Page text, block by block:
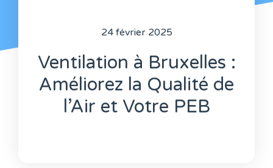
24 février 2025
Ventilation à Bruxelles :
Améliorez la Qualité de
l’Air et Votre PEB